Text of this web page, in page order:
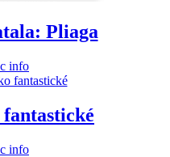
Pliaga
info
fantastické
info